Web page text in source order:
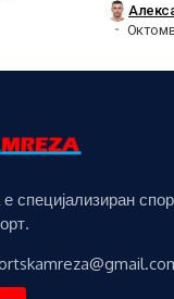
специјализиран